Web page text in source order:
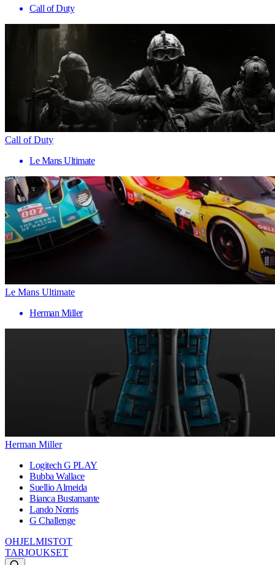
Call of Duty
Call of Duty
Le Mans Ultimate
Le Mans Ultimate
Herman Miller
Herman Miller
Logitech G PLAY
Bubba Wallace
Suellio Almeida
Bianca Bustamante
Lando Norris
G Challenge
OHJELMISTOT
TARJOUKSET